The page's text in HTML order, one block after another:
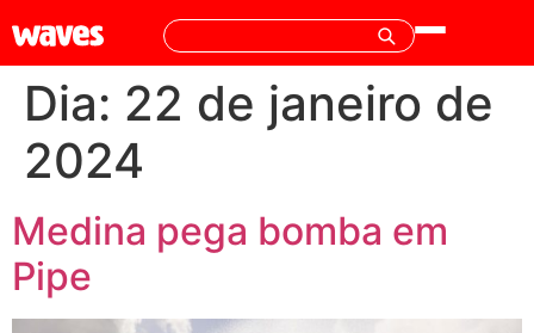
Dia: 22 de janeiro de
2024
Medina pega bomba em
Pipe